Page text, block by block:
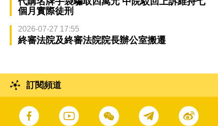
個月實際徒刑
2026-07-27 17:55
終審法院及終審法院院長辦公室搬遷
訂閱頻道